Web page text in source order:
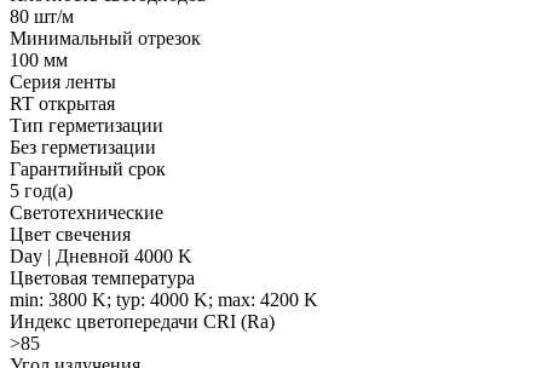
80 шт/м
Минимальный отрезок
100 мм
Серия ленты
RT открытая
Тип герметизации
Без герметизации
Гарантийный срок
5 год(а)
Светотехнические
Цвет свечения
Day | Дневной 4000 K
Цветовая температура
min: 3800 K; typ: 4000 K; max: 4200 K
Индекс цветопередачи CRI (Ra)
>85